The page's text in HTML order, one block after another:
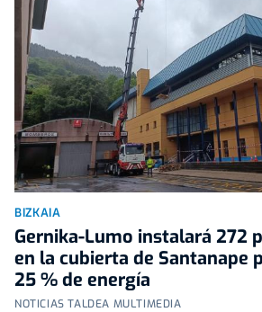
BIZKAIA
Gernika-Lumo instalará 272
en la cubierta de Santanape
25 % de energía
NOTICIAS TALDEA MULTIMEDIA